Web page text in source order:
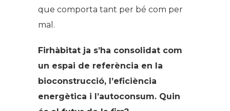
que comporta tant per bé com per
mal.
Firhàbitat ja s’ha consolidat com
un espai de referència en la
bioconstrucció, l’eficiència
energètica i l’autoconsum. Quin